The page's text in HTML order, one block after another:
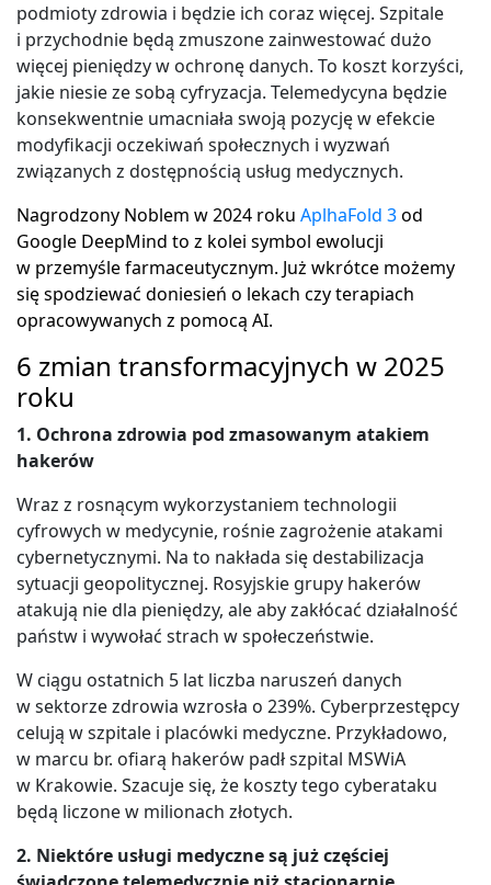
podmioty zdrowia i będzie ich coraz więcej. Szpitale
i przychodnie będą zmuszone zainwestować dużo
więcej pieniędzy w ochronę danych. To koszt korzyści,
jakie niesie ze sobą cyfryzacja. Telemedycyna będzie
konsekwentnie umacniała swoją pozycję w efekcie
modyfikacji oczekiwań społecznych i wyzwań
związanych z dostępnością usług medycznych.
Nagrodzony Noblem w 2024 roku AplhaFold 3od
Google DeepMind to z kolei symbol ewolucji
w przemyśle farmaceutycznym. Już wkrótce możemy
się spodziewać doniesień o lekach czy terapiach
opracowywanych z pomocą AI.
6 zmian transformacyjnych w 2025
roku
1. Ochrona zdrowia pod zmasowanym atakiem
hakerów
Wraz z rosnącym wykorzystaniem technologii
cyfrowych w medycynie, rośnie zagrożenie atakami
cybernetycznymi. Na to nakłada się destabilizacja
sytuacji geopolitycznej. Rosyjskie grupy hakerów
atakują nie dla pieniędzy, ale aby zakłócać działalność
państw i wywołać strach w społeczeństwie.
W ciągu ostatnich 5 lat liczba naruszeń danych
w sektorze zdrowia wzrosła o 239%. Cyberprzestępcy
celują w szpitale i placówki medyczne. Przykładowo,
w marcu br. ofiarą hakerów padł szpital MSWiA
w Krakowie. Szacuje się, że koszty tego cyberataku
będą liczone w milionach złotych.
2. Niektóre usługi medyczne są już częściej